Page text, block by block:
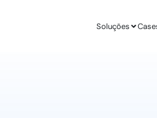
Soluções